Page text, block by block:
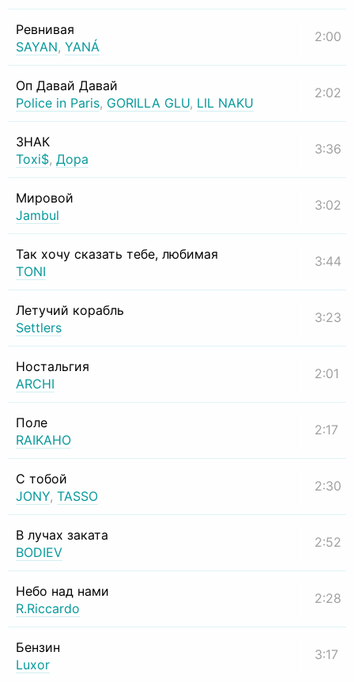
Ревнивая
SAYAN, YANÁ
2:00
Оп Давай Давай
Police in Paris, GORILLA GLU, LIL NAKU
2:02
ЗНАК
Toxi$, Дора
3:36
Мировой
Jambul
3:02
Так хочу сказать тебе, любимая
TONI
3:44
Летучий корабль
Settlers
3:23
Ностальгия
ARCHI
2:01
Поле
RAIKAHO
2:17
С тобой
JONY, TASSO
2:30
В лучах заката
BODIEV
2:52
Небо над нами
R.Riccardo
2:28
Бензин
Luxor
3:17